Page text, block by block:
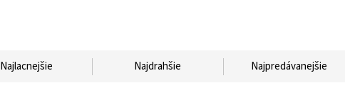
Najlacnejšie Najdrahšie Najpredávanejšie